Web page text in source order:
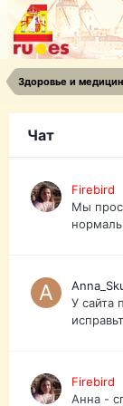
Здоровье и
Чат
Firebird
Друзья
Firebird
Мы
У сайта
Firebird
Анна -